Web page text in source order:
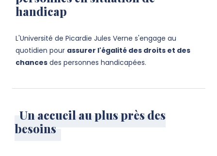
handicap
L'Université de Picardie Jules Verne s'engage au
quotidien pour assurer l'égalité des droits et des
chances des personnes handicapées.
Un accueil au plus près des
besoins